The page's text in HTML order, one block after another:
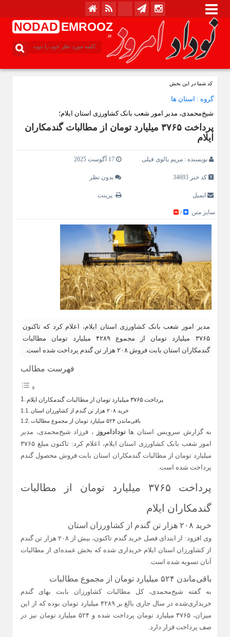
NODAD EMROOZ
.ir
کد شما در این بخش
گروه : استان ها
شیخ‌محمدی، مدیر امور شعب بانک کشاورزی استان ایلام؛
پرداخت ۳۷۶۵ میلیارد تومان از مطالبات گندمکاران
ایلام
نویسنده : مریم بالوی فیلی 17 آگوست 2025
کد خبر 34693 بدون نظر
ایمیل پرینت
سایز متن /
مدیر امور شعب بانک کشاورزی استان ایلام، اعلام کرد که تاکنون
۳۷۶۵ میلیارد تومان از مجموع ۴۲۸۹ میلیارد تومان مطالبات
گندمکاران استان بابت فروش ۲۰۸ هزار تن گندم پرداخت شده است.
فهرست مطالب
پرداخت ۳۷۶۵ میلیارد تومان از مطالبات گندمکاران ایلام
خرید ۲۰۸ هزار تن گندم از کشاورزان استان
باقی‌ماندن ۵۲۴ میلیارد تومان از مجموع مطالبات
به گزارش سرویس استان ها نودادامروز
، فرزاد شیخ‌محمدی، مدیر
امور شعب بانک کشاورزی استان ایلام، اعلام کرد: تاکنون مبلغ ۳۷۶۵
میلیارد تومان از مطالبات گندمکاران استان بابت فروش محصول گندم
پرداخت شده است.
پرداخت ۳۷۶۵ میلیارد تومان از مطالبات
گندمکاران ایلام
خرید ۲۰۸ هزار تن گندم از کشاورزان استان
وی افزود: از ابتدای فصل خرید گندم تاکنون، بیش از ۲۰۸ هزار تن گندم
از کشاورزان استان ایلام خریداری شده که بخش عمده‌ای از مطالبات
آنان تسویه شده است.
باقی‌ماندن ۵۲۴ میلیارد تومان از مجموع مطالبات
به گفته شیخ‌محمدی، کل مطالبات کشاورزان بابت بهای گندم
خریداری‌شده در سال جاری بالغ بر ۴۲۸۹ میلیارد تومان بوده که از این
میزان، ۳۷۶۵ میلیارد تومان پرداخت شده و ۵۲۴ میلیارد تومان نیز در
صف پرداخت قرار دارد.